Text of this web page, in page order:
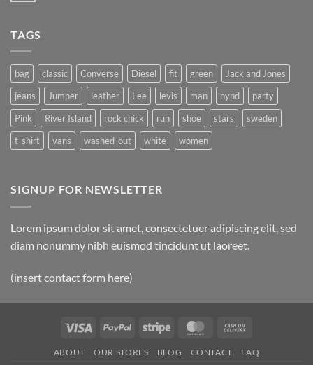
TAGS
bag classic Converse Diesel fit green
Jack and Jones
jeans
Jumper leather Lee levis man nypd
party
Pink
River Island rock chick run shoe stars
sweden
t-shirt
vans washed-out white women
SIGNUP FOR NEWSLETTER
Lorem ipsum dolor sit amet, consectetuer adipiscing elit, sed
diam nonummy nibh euismod tincidunt ut laoreet.
(insert contact form here)
Visa PayPal Stripe MasterCard
Delivery
ABOUT OUR STORES BLOG CONTACT FAQ